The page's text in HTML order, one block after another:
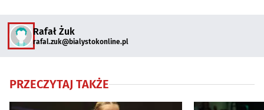
Rafał Żuk
rafal.zuk@bialystokonline.pl
PRZECZYTAJ TAKŻE